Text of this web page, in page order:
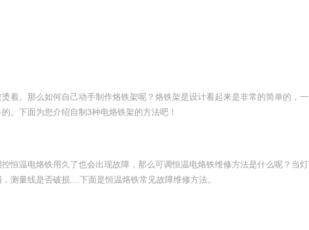
着。那么如何自己动手制作烙铁架呢？烙铁架是设计看起来是非常的简单的，一
。下面为您介绍自制3种电烙铁架的方法吧！
恒温电烙铁用久了也会出现故障，那么可调恒温电烙铁维修方法是什么呢？当灯
测量线是否破损....下面是恒温烙铁常见故障维修方法​。